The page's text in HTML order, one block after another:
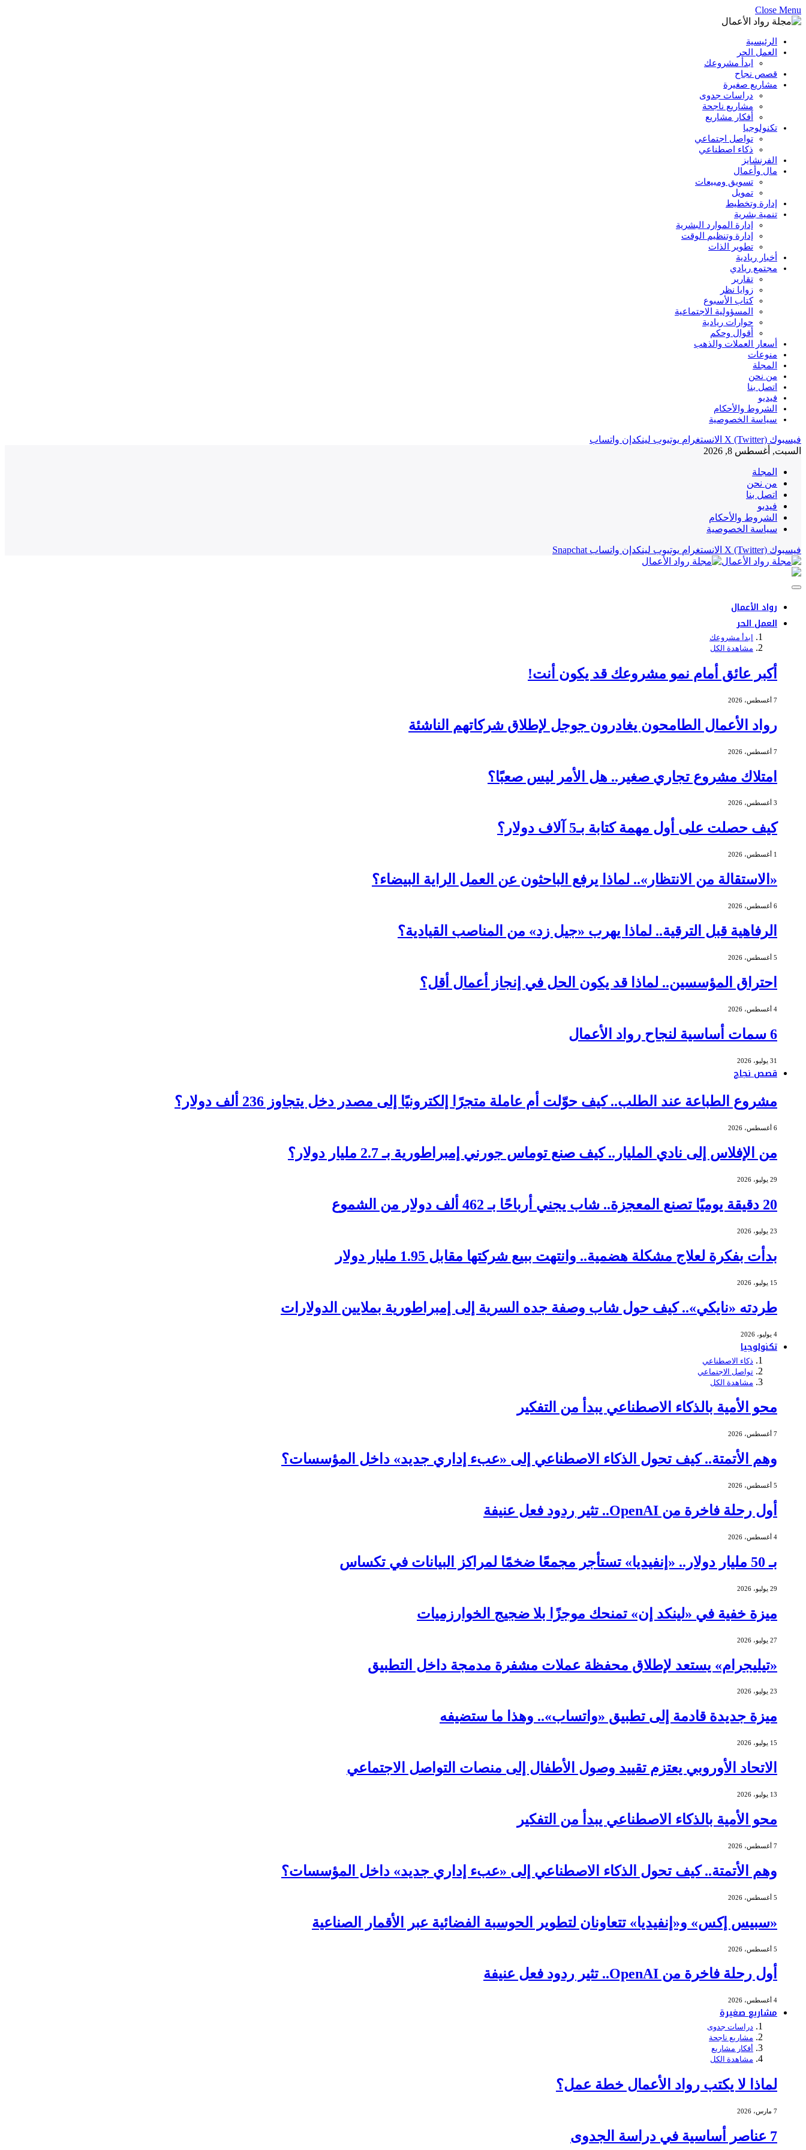
Close Menu
الرئيسية
العمل الحر
ابدأ مشروعك
قصص نجاح
مشاريع صغيرة
دراسات جدوى
مشاريع ناجحة
أفكار مشاريع
تكنولوجيا
تواصل اجتماعي
ذكاء اصطناعي
الفرنشايز
مال وأعمال
تسويق ومبيعات
تمويل
إدارة وتخطيط
تنمية بشرية
إدارة الموارد البشرية
إدارة وتنظيم الوقت
تطوير الذات
أخبار ريادية
مجتمع ريادي
تقارير
زوايا نظر
كتاب الأسبوع
المسؤولية الاجتماعية
حوارات ريادية
أقوال وحكم
أسعار العملات والذهب
منوعات
المجلة
من نحن
اتصل بنا
فيديو
الشروط والأحكام
سياسة الخصوصية
فيسبوك X (Twitter) الانستغرام يوتيوب لينكدإن واتساب
السبت, أغسطس 8, 2026
المجلة
من نحن
اتصل بنا
فيديو
الشروط والأحكام
سياسة الخصوصية
فيسبوك X (Twitter) الانستغرام يوتيوب لينكدإن واتساب Snapchat
رواد الأعمال
العمل الحر
ابدأ مشروعك
مشاهدة الكل
أكبر عائق أمام نمو مشروعك قد يكون أنت!
7 أغسطس، 2026
رواد الأعمال الطامحون يغادرون جوجل لإطلاق شركاتهم الناشئة
7 أغسطس، 2026
امتلاك مشروع تجاري صغير.. هل الأمر ليس صعبًا؟
3 أغسطس، 2026
كيف حصلت على أول مهمة كتابة بـ5 آلاف دولار؟
1 أغسطس، 2026
«الاستقالة من الانتظار».. لماذا يرفع الباحثون عن العمل الراية البيضاء؟
6 أغسطس، 2026
الرفاهية قبل الترقية.. لماذا يهرب «جيل زد» من المناصب القيادية؟
5 أغسطس، 2026
احتراق المؤسسين.. لماذا قد يكون الحل في إنجاز أعمال أقل؟
4 أغسطس، 2026
6 سمات أساسية لنجاح رواد الأعمال
31 يوليو، 2026
قصص نجاح
مشروع الطباعة عند الطلب.. كيف حوّلت أم عاملة متجرًا إلكترونيًا إلى مصدر دخل يتجاوز 236 ألف دولار؟
6 أغسطس، 2026
من الإفلاس إلى نادي المليار.. كيف صنع توماس جورني إمبراطورية بـ 2.7 مليار دولار؟
29 يوليو، 2026
20 دقيقة يوميًا تصنع المعجزة.. شاب يجني أرباحًا بـ 462 ألف دولار من الشموع
23 يوليو، 2026
بدأت بفكرة لعلاج مشكلة هضمية.. وانتهت ببيع شركتها مقابل 1.95 مليار دولار
15 يوليو، 2026
طردته «نايكي».. كيف حول شاب وصفة جده السرية إلى إمبراطورية بملايين الدولارات
4 يوليو، 2026
تكنولوجيا
ذكاء الاصطناعي
تواصل الاجتماعي
مشاهدة الكل
محو الأمية بالذكاء الاصطناعي يبدأ من التفكير
7 أغسطس، 2026
وهم الأتمتة.. كيف تحول الذكاء الاصطناعي إلى «عبء إداري جديد» داخل المؤسسات؟
5 أغسطس، 2026
أول رحلة فاخرة من OpenAI.. تثير ردود فعل عنيفة
4 أغسطس، 2026
بـ 50 مليار دولار.. «إنفيديا» تستأجر مجمعًا ضخمًا لمراكز البيانات في تكساس
29 يوليو، 2026
ميزة خفية في «لينكد إن» تمنحك موجزًا بلا ضجيج الخوارزميات
27 يوليو، 2026
«تيليجرام» يستعد لإطلاق محفظة عملات مشفرة مدمجة داخل التطبيق
23 يوليو، 2026
ميزة جديدة قادمة إلى تطبيق «واتساب».. وهذا ما ستضيفه
15 يوليو، 2026
الاتحاد الأوروبي يعتزم تقييد وصول الأطفال إلى منصات التواصل الاجتماعي
13 يوليو، 2026
محو الأمية بالذكاء الاصطناعي يبدأ من التفكير
7 أغسطس، 2026
وهم الأتمتة.. كيف تحول الذكاء الاصطناعي إلى «عبء إداري جديد» داخل المؤسسات؟
5 أغسطس، 2026
«سبيس إكس» و«إنفيديا» تتعاونان لتطوير الحوسبة الفضائية عبر الأقمار الصناعية
5 أغسطس، 2026
أول رحلة فاخرة من OpenAI.. تثير ردود فعل عنيفة
4 أغسطس، 2026
مشاريع صغيرة
دراسات جدوى
مشاريع ناجحة
أفكار مشاريع
مشاهدة الكل
لماذا لا يكتب رواد الأعمال خطة عمل؟
7 مارس، 2026
7 عناصر أساسية في دراسة الجدوى